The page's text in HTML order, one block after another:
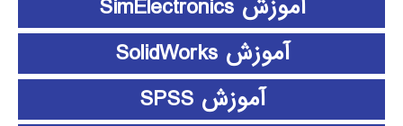
آموزش SimElectronics
آموزش SolidWorks
آموزش SPSS